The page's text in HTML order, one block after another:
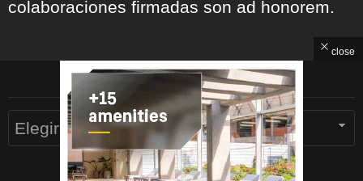
colaboraciones firmadas son ad honorem.
ARCHIVOS
Archivos
close